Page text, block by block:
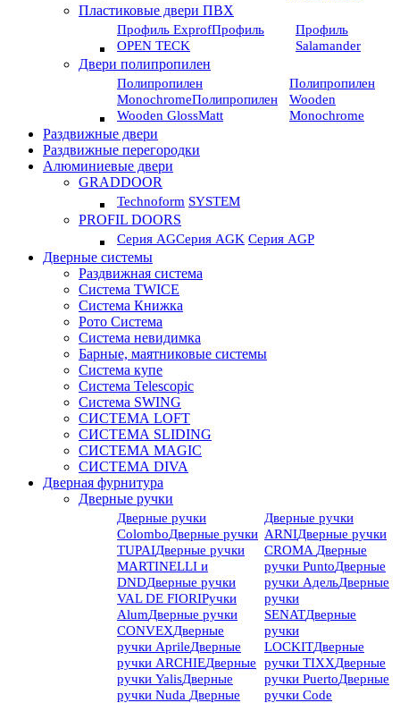
Пластиковые двери ПВХ
Профиль ExprofПрофиль
OPEN TECK
Профиль
Salamander
Двери полипропилен
Полипропилен
MonochromeПолипропилен
Wooden GlossMatt
Полипропилен
Wooden
Monochrome
Раздвижные двери
Раздвижные перегородки
Алюминиевые двери
GRADDOOR
Technoform SYSTEM
PROFIL DOORS
Серия AGСерия AGK Серия AGP
Дверные системы
Раздвижная система
Система TWICE
Система Книжка
Рото Система
Система невидимка
Барные, маятниковые системы
Система купе
Система Telescopic
Система SWING
СИСТЕМА LOFT
СИСТЕМА SLIDING
СИСТЕМА MAGIC
СИСТЕМА DIVA
Дверная фурнитура
Дверные ручки
Дверные ручки
ColomboДверные ручки
TUPAIДверные ручки
MARTINELLI и
DNDДверные ручки
VAL DE FIORIРучки
AlumДверные ручки
CONVEXДверные
ручки AprileДверные
ручки ARCHIEДверные
ручки YalisДверные
ручки Nuda Дверные
Дверные ручки
ARNIДверные ручки
CROMA Дверные
ручки PuntoДверные
ручки АдельДверные
ручки
SENATДверные
ручки
LOCKITДверные
ручки TIXXДверные
ручки PuertoДверные
ручки Code